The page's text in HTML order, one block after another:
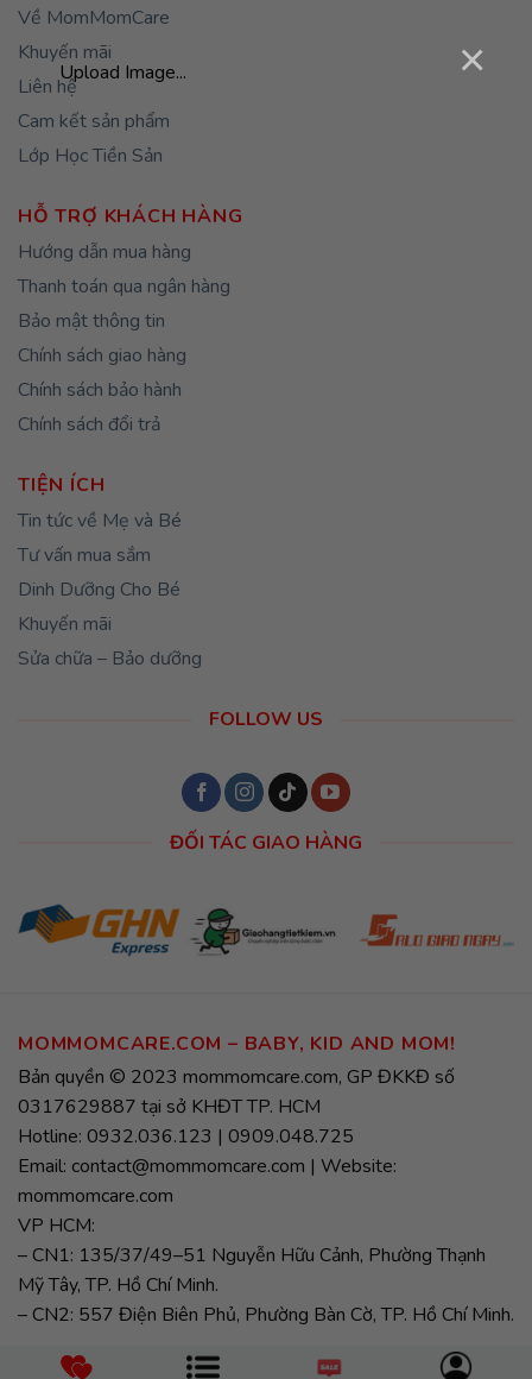
Upload Image... ×
Về MomMomCare
Khuyến mãi
Liên hệ
Cam kết sản phẩm
Lớp Học Tiền Sản
HỖ TRỢ KHÁCH HÀNG
Hướng dẫn mua hàng
Thanh toán qua ngân hàng
Bảo mật thông tin
Chính sách giao hàng
Chính sách bảo hành
Chính sách đổi trả
TIỆN ÍCH
Tin tức về Mẹ và Bé
Tư vấn mua sắm
Dinh Dưỡng Cho Bé
Khuyến mãi
Sửa chữa – Bảo dưỡng
FOLLOW US
ĐỐI TÁC GIAO HÀNG
MOMMOMCARE.COM – BABY, KID AND MOM!
Bản quyền © 2023 mommomcare.com, GP ĐKKĐ số
0317629887 tại sở KHĐT TP. HCM
Hotline: 0932.036.123 | 0909.048.725
Email: contact@mommomcare.com | Website:
mommomcare.com
VP HCM:
– CN1: 135/37/49–51 Nguyễn Hữu Cảnh, Phường Thạnh
Mỹ Tây, TP. Hồ Chí Minh.
– CN2: 557 Điện Biên Phủ, Phường Bàn Cờ, TP. Hồ Chí Minh.